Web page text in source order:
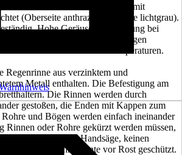
aus Aluminium-Dachplatten mit
(Oberseite anthrazit/Unterseite lichtgrau).
Hohe Geräuschentwicklung bei
bei Temperaturschwankungen
bei hohen Oberflächentemperaturen.
Regenrinne aus verzinktem und
Metall enthalten. Die Befestigung am
Die Rinnen werden durch
gestoßen, die Enden mit Kappen zum
und Bögen werden einfach ineinander
Rinnen oder Rohre gekürzt werden müssen,
für Stahl geeignete Handsäge, keinen
auch die Schnittkante vor Rost geschützt.